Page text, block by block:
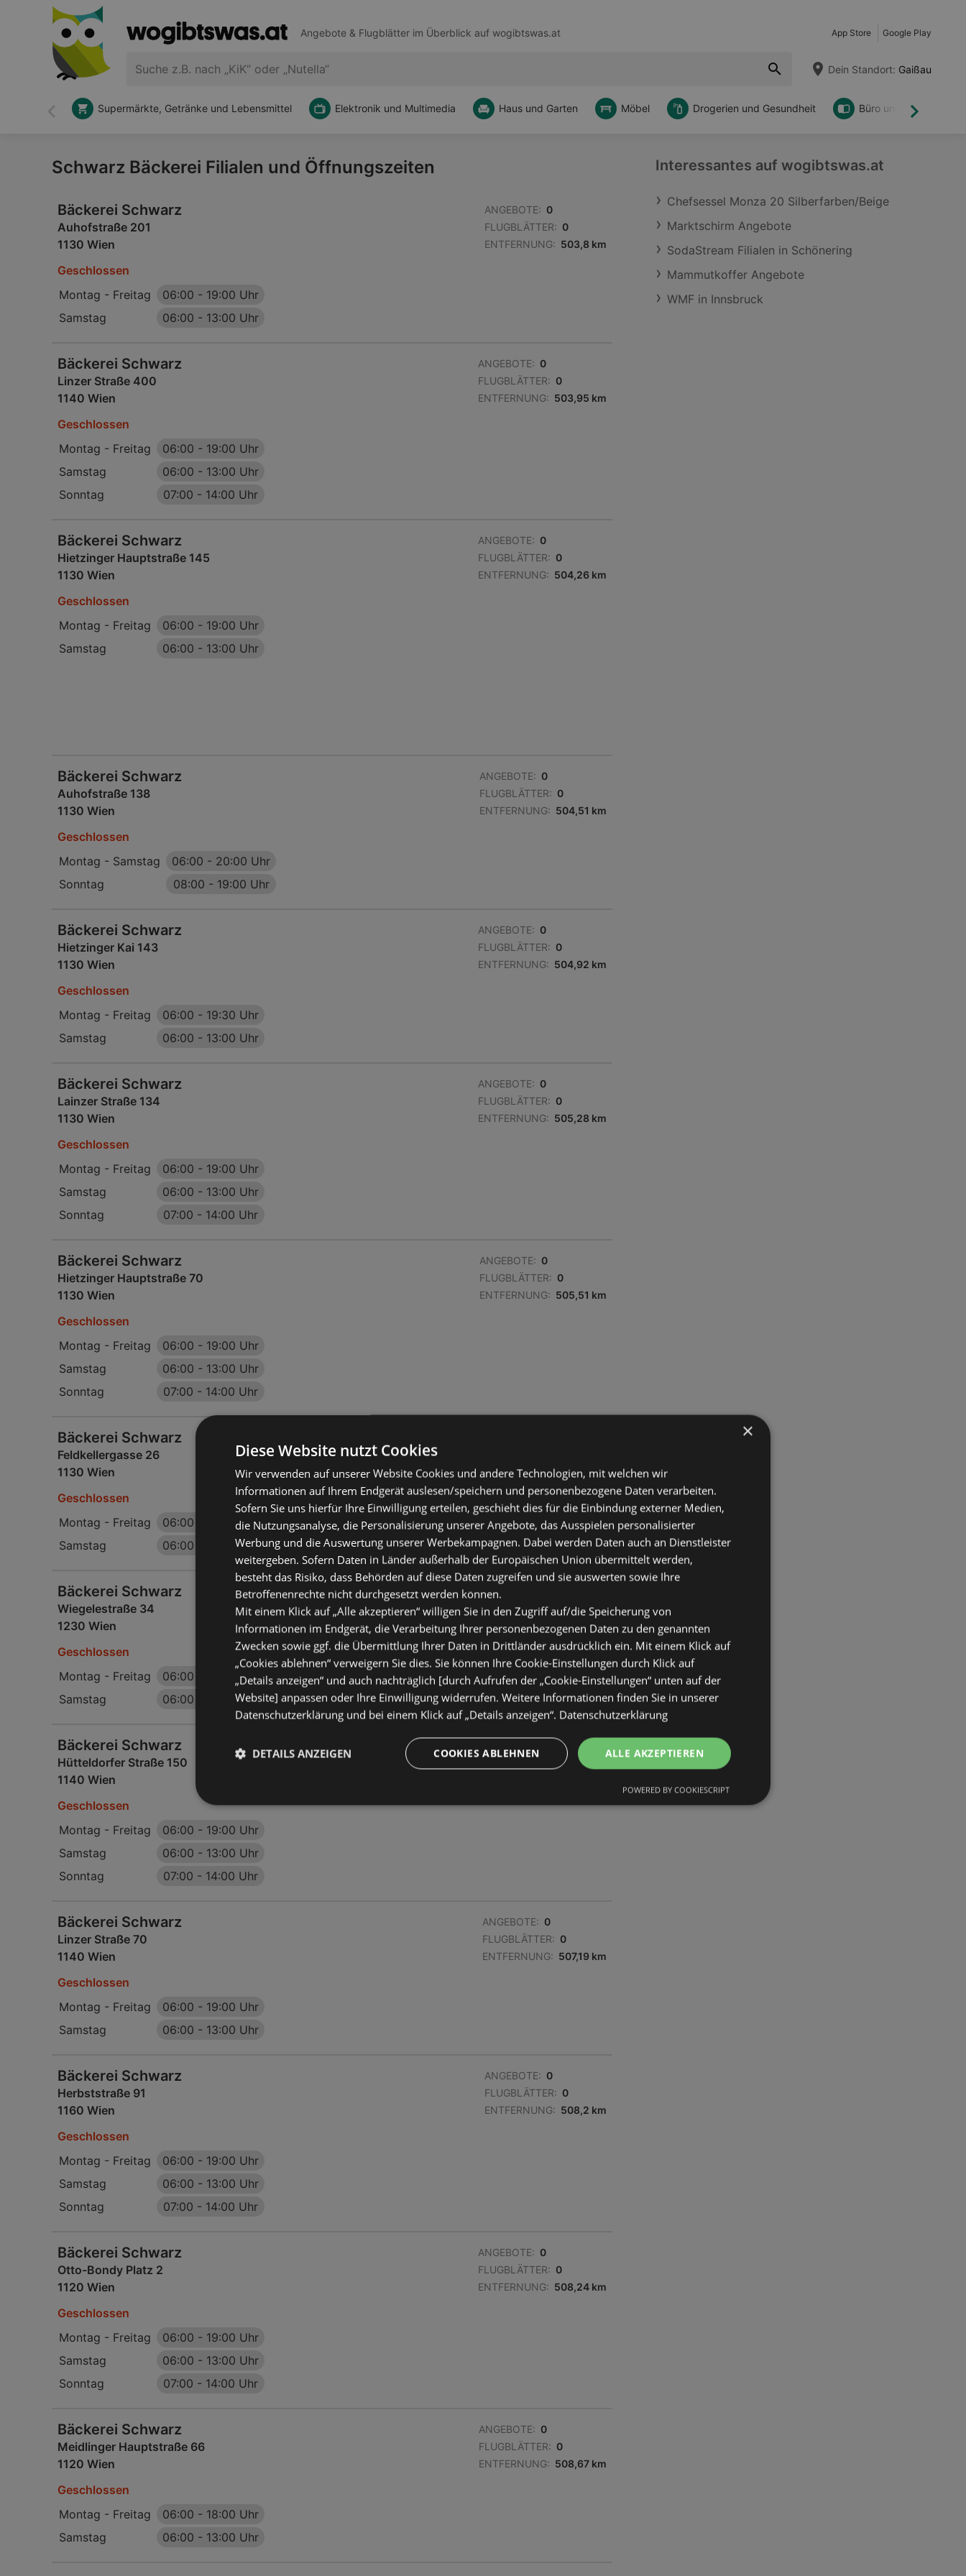
Angebote & Flugblätter im Überblick auf wogibtswas.at App Store Google Play
Dein Standort: Gaißau
Zurück Weiter
Supermärkte, Getränke und Lebensmittel Elektronik und Multimedia Haus und Garten Möbel Drogerien und Gesundheit Büro und DIY
Schwarz Bäckerei Filialen und Öffnungszeiten
Bäckerei Schwarz
Auhofstraße 201
1130 Wien
ANGEBOTE: 0
FLUGBLÄTTER: 0
ENTFERNUNG: 503,8 km
Geschlossen
Montag - Freitag
06:00 - 19:00 Uhr
Samstag
06:00 - 13:00 Uhr
Bäckerei Schwarz
Linzer Straße 400
1140 Wien
ANGEBOTE: 0
FLUGBLÄTTER: 0
ENTFERNUNG: 503,95 km
Geschlossen
Montag - Freitag
06:00 - 19:00 Uhr
Samstag
06:00 - 13:00 Uhr
Sonntag
07:00 - 14:00 Uhr
Bäckerei Schwarz
Hietzinger Hauptstraße 145
1130 Wien
ANGEBOTE: 0
FLUGBLÄTTER: 0
ENTFERNUNG: 504,26 km
Geschlossen
Montag - Freitag
06:00 - 19:00 Uhr
Samstag
06:00 - 13:00 Uhr
Bäckerei Schwarz
Auhofstraße 138
1130 Wien
ANGEBOTE: 0
FLUGBLÄTTER: 0
ENTFERNUNG: 504,51 km
Geschlossen
Montag - Samstag
06:00 - 20:00 Uhr
Sonntag
08:00 - 19:00 Uhr
Bäckerei Schwarz
Hietzinger Kai 143
1130 Wien
ANGEBOTE: 0
FLUGBLÄTTER: 0
ENTFERNUNG: 504,92 km
Geschlossen
Montag - Freitag
06:00 - 19:30 Uhr
Samstag
06:00 - 13:00 Uhr
Bäckerei Schwarz
Lainzer Straße 134
1130 Wien
ANGEBOTE: 0
FLUGBLÄTTER: 0
ENTFERNUNG: 505,28 km
Geschlossen
Montag - Freitag
06:00 - 19:00 Uhr
Samstag
06:00 - 13:00 Uhr
Sonntag
07:00 - 14:00 Uhr
Bäckerei Schwarz
Hietzinger Hauptstraße 70
1130 Wien
ANGEBOTE: 0
FLUGBLÄTTER: 0
ENTFERNUNG: 505,51 km
Geschlossen
Montag - Freitag
06:00 - 19:00 Uhr
Samstag
06:00 - 13:00 Uhr
Sonntag
07:00 - 14:00 Uhr
Bäckerei Schwarz
Feldkellergasse 26
1130 Wien
ENTFERNUNG: 505,58 km
Geschlossen
Montag - Freitag
06:00
19:00 Uhr
Samstag
06:00 13:00 Uhr
Bäckerei Schwarz
Wiegelestraße 34
1230 Wien
ANGEBOTE:
FLUGBLÄTTER: 0
ENTFERNUNG: 506 km
Geschlossen
Montag - Freitag
06:00
18:00 Uhr
Samstag
06:00 13:00 Uhr
Bäckerei Schwarz
Hütteldorfer Straße 150
1140 Wien
0
Geschlossen
Montag - Freitag
06:00 - 19:00 Uhr
Samstag
06:00 - 13:00 Uhr
Sonntag
07:00 - 14:00 Uhr
Bäckerei Schwarz
Linzer Straße 70
1140 Wien
ANGEBOTE: 0
FLUGBLÄTTER: 0
ENTFERNUNG: 507,19 km
Geschlossen
Montag - Freitag
06:00 - 19:00 Uhr
Samstag
06:00 - 13:00 Uhr
Bäckerei Schwarz
Herbststraße 91
1160 Wien
ANGEBOTE: 0
FLUGBLÄTTER: 0
ENTFERNUNG: 508,2 km
Geschlossen
Montag - Freitag
06:00 - 19:00 Uhr
Samstag
06:00 - 13:00 Uhr
Sonntag
07:00 - 14:00 Uhr
Bäckerei Schwarz
Otto-Bondy Platz 2
1120 Wien
ANGEBOTE: 0
FLUGBLÄTTER: 0
ENTFERNUNG: 508,24 km
Geschlossen
Montag - Freitag
06:00 - 19:00 Uhr
Samstag
06:00 - 13:00 Uhr
Sonntag
07:00 - 14:00 Uhr
Bäckerei Schwarz
Meidlinger Hauptstraße 66
1120 Wien
ANGEBOTE: 0
FLUGBLÄTTER: 0
ENTFERNUNG: 508,67 km
Geschlossen
Montag - Freitag
06:00 - 18:00 Uhr
Samstag
06:00 - 13:00 Uhr
Interessantes auf wogibtswas.at
Chefsessel Monza 20 Silberfarben/Beige
Marktschirm Angebote
SodaStream Filialen in Schönering
Mammutkoffer Angebote
WMF in Innsbruck
×
Diese Website nutzt Cookies
Wir verwenden auf unserer Website Cookies und andere Technologien, mit welchen wir
Informationen auf Ihrem Endgerät auslesen/speichern und personenbezogene Daten verarbeiten.
Sofern Sie uns hierfür Ihre Einwilligung erteilen, geschieht dies für die Einbindung externer Medien,
die Nutzungsanalyse, die Personalisierung unserer Angebote, das Ausspielen personalisierter
Werbung und die Auswertung unserer Werbekampagnen. Dabei werden Daten auch an Dienstleister
weitergeben. Sofern Daten in Länder außerhalb der Europäischen Union übermittelt werden,
besteht das Risiko, dass Behörden auf diese Daten zugreifen und sie auswerten sowie Ihre
Betroffenenrechte nicht durchgesetzt werden können.
Mit einem Klick auf „Alle akzeptieren“ willigen Sie in den Zugriff auf/die Speicherung von
Informationen im Endgerät, die Verarbeitung Ihrer personenbezogenen Daten zu den genannten
Zwecken sowie ggf. die Übermittlung Ihrer Daten in Drittländer ausdrücklich ein. Mit einem Klick auf
„Cookies ablehnen“ verweigern Sie dies. Sie können Ihre Cookie-Einstellungen durch Klick auf
„Details anzeigen“ und auch nachträglich [durch Aufrufen der „Cookie-Einstellungen“ unten auf der
Website] anpassen oder Ihre Einwilligung widerrufen. Weitere Informationen finden Sie in unserer
Datenschutzerklärung und bei einem Klick auf „Details anzeigen“. Datenschutzerklärung
ALLE AKZEPTIEREN
COOKIES ABLEHNEN
DETAILS ANZEIGEN
POWERED BY COOKIESCRIPT